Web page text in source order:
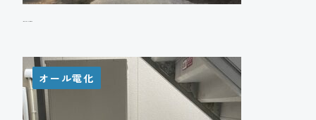
オール電化